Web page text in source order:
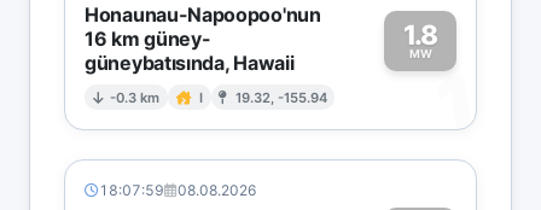
Honaunau-Napoopoo'nun
16 km güney-
güneybatısında, Hawaii
-0.3 km I 19.32, -155.94
1.8
MW
1
18:07:59 08.08.2026